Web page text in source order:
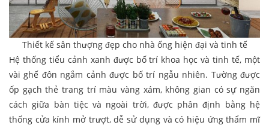
Thiết kế sân thượng đẹp cho nhà ống hiện đại và tinh tế
Hệ thống tiểu cảnh xanh được bố trí khoa học và tinh tế, một
vài ghế đôn ngắm cảnh được bố trí ngẫu nhiên. Tường được
ốp gạch thẻ trang trí màu vàng xám, không gian có sự ngăn
cách giữa bàn tiệc và ngoài trời, được phân định bằng hệ
thống cửa kính mở trượt, dễ sử dụng và có hiệu ứng thẩm mĩ